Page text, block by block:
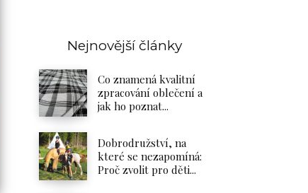
Nejnovější články
Co znamená kvalitní
zpracování oblečení a
jak ho poznat...
Dobrodružství, na
které se nezapomíná:
Proč zvolit pro děti...